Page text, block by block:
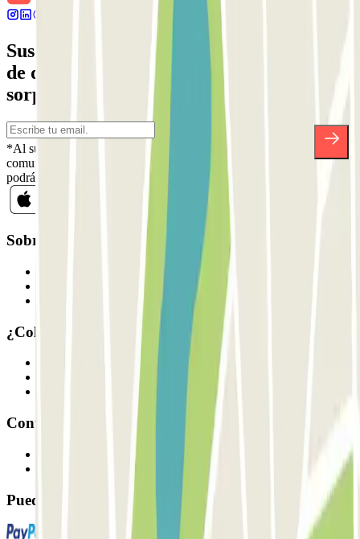
Suscríbete a nuestra newsletter y entérate
de descuentos, sorteos y otras muchas
sorpresas.
*Al suscribirte aceptas nuestra Política de Privacidad para recibir
comunicaciones comerciales de Parclick. Sin ningún compromiso,
podrás darte de baja cuando quieras en la misma newsletter.
Sobre Parclick
¿Colaboramos?
Proveedor de parking
Contacto
Puedes utilizar estos métodos de pago: